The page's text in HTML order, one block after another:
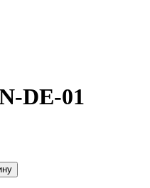
DE-01